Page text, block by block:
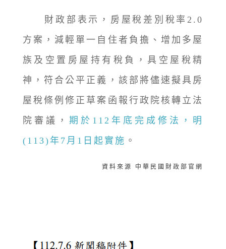
財政部表示，房屋稅差別稅率2.0
方案，減輕單一自住者負擔、增加多屋
族及空置房屋持有稅負，具空屋稅精
神，符合公平正義，該部將儘速擬具房
屋稅條例修正草案函報行政院核轉立法
院審議， 期於112年底完成修法，明
(113)年7月1日起實施 。
資料來源 中華民國財政部官網